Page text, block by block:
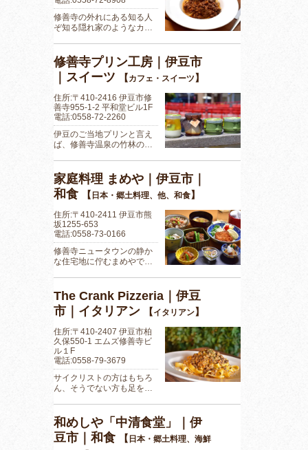
修善寺の外れにある知る人
ぞ知る隠れ家のようなカ…
修善寺プリン工房｜伊豆市
｜スイーツ
【カフェ・スイーツ 】
住所:〒410-2416 伊豆市修
善寺955-1-2 平和堂ビル1F
電話:0558-72-2260
伊豆のご当地プリンと言え
ば、修善寺温泉の竹林の…
家庭料理 まめや｜伊豆市｜
和食
【 日本・郷土料理、他、和食】
住所:〒410-2411 伊豆市熊
坂1255-653
電話:0558-73-0166
修善寺ニュータウンの静か
な住宅地に佇むまめやで…
The Crank Pizzeria｜伊豆
市｜イタリアン
【イタリアン】
住所:〒410-2407 伊豆市柏
久保550-1 エムズ修善寺ビ
ル１F
電話:0558-79-3679
サイクリストの方はもちろ
ん、そうでない方も足を…
和めしや「中清食堂」｜伊
豆市｜和食
【 日本・郷土料理、海鮮